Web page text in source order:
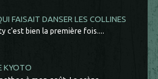
FAISAIT DANSER LES COLLINES
c'est bien la première fois....
KYOTO